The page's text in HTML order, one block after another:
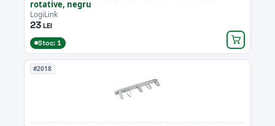
rotative, negru
LogiLink
23LEI
Stoc: 1
#2018